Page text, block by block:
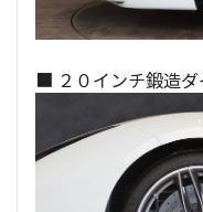
■ ２０インチ鍛造